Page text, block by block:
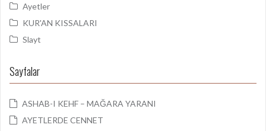
Ayetler
KUR'AN KISSALARI
Slayt
Sayfalar
ASHAB-I KEHF – MAĞARA YARANI
AYETLERDE CENNET